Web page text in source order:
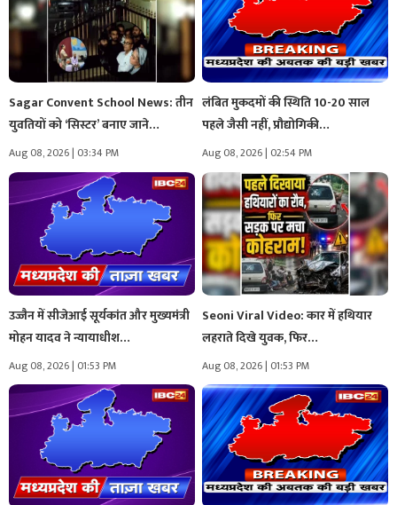
Sagar Convent School News: तीन
युवतियों को ‘सिस्टर’ बनाए जाने…
Aug 08, 2026 | 03:34 PM
लंबित मुकदमों की स्थिति 10-20 साल
पहले जैसी नहीं, प्रौद्योगिकी…
Aug 08, 2026 | 02:54 PM
उज्जैन में सीजेआई सूर्यकांत और मुख्यमंत्री
मोहन यादव ने न्यायाधीश…
Aug 08, 2026 | 01:53 PM
Seoni Viral Video: कार में हथियार
लहराते दिखे युवक, फिर…
Aug 08, 2026 | 01:53 PM